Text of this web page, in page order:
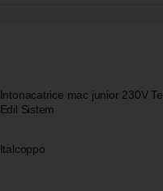
Intonacatrice mac junior 230V
Edil Sistem
Italcoppo